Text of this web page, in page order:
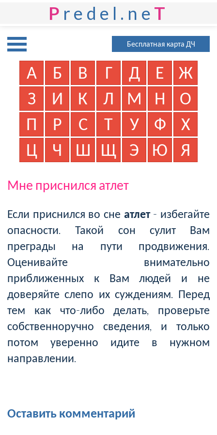
P redel.ne T
Бесплатная карта ДЧ
А Б В Г Д Е
Ж
З
И К Л М Н
О
П
Р С Т У Ф
Х
Ц
Ч Ш Щ Э Ю Я
Мне приснился атлет
Если приснился во сне атлет- избегайте
опасности. Такой сон сулит Вам
преграды на пути продвижения.
Оценивайте внимательно
приближенных к Вам людей и не
доверяйте слепо их суждениям. Перед
тем как что-либо делать, проверьте
собственноручно сведения, и только
потом уверенно идите в нужном
направлении.
Оставить комментарий